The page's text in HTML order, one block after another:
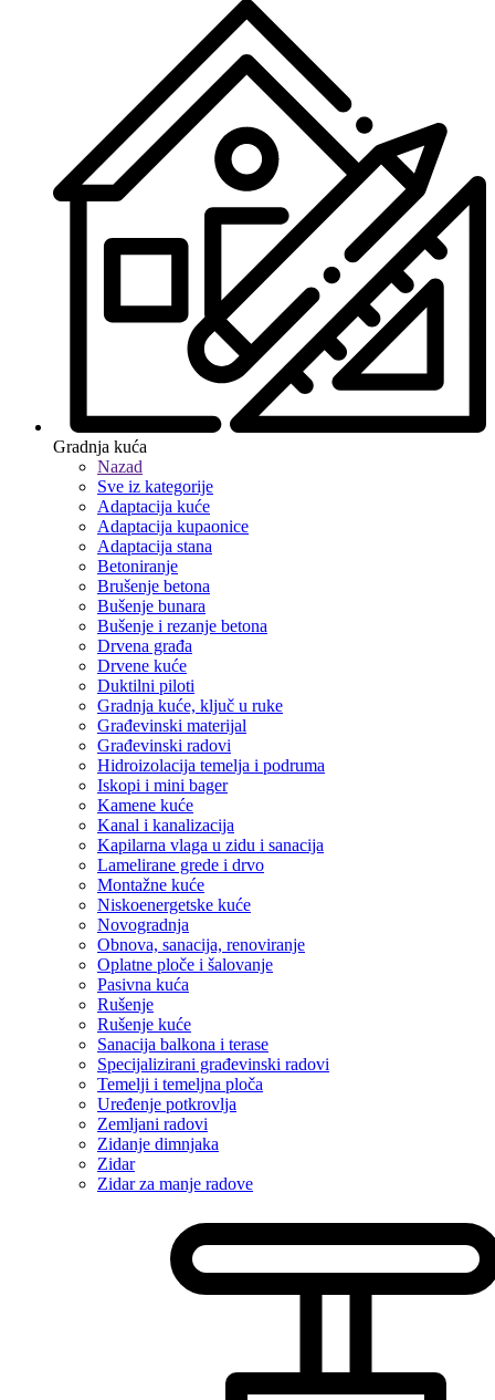
Gradnja kuća
Nazad
Sve iz kategorije
Adaptacija kuće
Adaptacija kupaonice
Adaptacija stana
Betoniranje
Brušenje betona
Bušenje bunara
Bušenje i rezanje betona
Drvena građa
Drvene kuće
Duktilni piloti
Gradnja kuće, ključ u ruke
Građevinski materijal
Građevinski radovi
Hidroizolacija temelja i podruma
Iskopi i mini bager
Kamene kuće
Kanal i kanalizacija
Kapilarna vlaga u zidu i sanacija
Lamelirane grede i drvo
Montažne kuće
Niskoenergetske kuće
Novogradnja
Obnova, sanacija, renoviranje
Oplatne ploče i šalovanje
Pasivna kuća
Rušenje
Rušenje kuće
Sanacija balkona i terase
Specijalizirani građevinski radovi
Temelji i temeljna ploča
Uređenje potkrovlja
Zemljani radovi
Zidanje dimnjaka
Zidar
Zidar za manje radove